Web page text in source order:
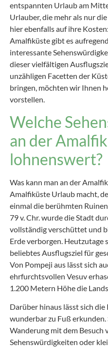
entspannten Urlaub am
Urlauber, die mehr als nur
hier ebenfalls auf ihre
Amalfiküste gibt es
interessante
dieser vielfältigen
unzähligen Facetten der
bringen, möchten wir Ihnen
vorstellen.
Welche
an der
lohnenswert?
Was kann man an der
Amalfiküste Urlaub macht,
einmal die berühmten
79 v. Chr. wurde die Stadt
vollständig verschüttet und
Erde verborgen. Heutzutage
beliebtes Ausflugsziel für
Von Pompeji aus lässt sich
ehrfurchtsvollen Vesuv
1.200 Metern Höhe die
Darüber hinaus lässt sich
wunderbar zu Fuß erkunden.
Wanderung mit dem Besuch
Sehenswürdigkeiten oder